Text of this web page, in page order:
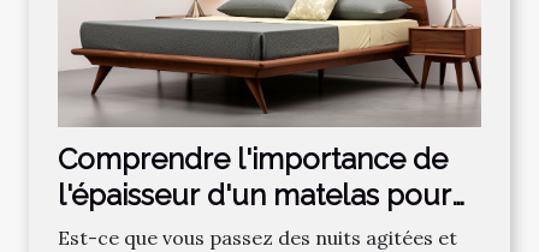
Comprendre l'importance de
l'épaisseur d'un matelas pour
un sommeil optimal
Est-ce que vous passez des nuits agitées et